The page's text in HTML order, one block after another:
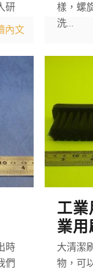
研
內文
樣，螺
洗…
時
們
工
業
大清潔
物，可